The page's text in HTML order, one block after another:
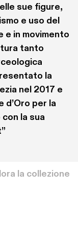
sue figure,
e uso del
e in movimento
tanto
la
nel 2017 e
d’Oro per la
la sua
la collezione